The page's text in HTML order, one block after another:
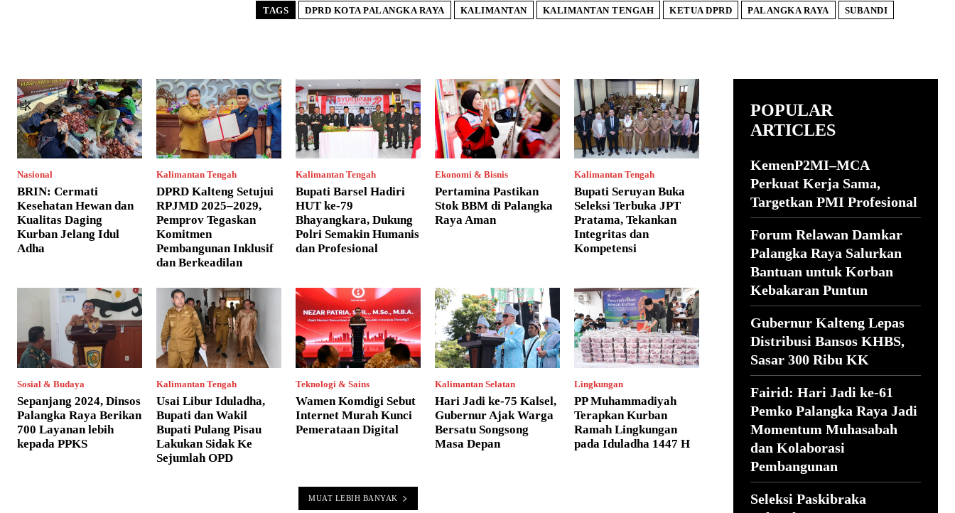
TAGS DPRD KOTA PALANGKA RAYA KALIMANTAN KALIMANTAN TENGAH KETUA DPRD PALANGKA RAYA SUBANDI
Nasional
BRIN: Cermati
Kesehatan Hewan dan
Kualitas Daging
Kurban Jelang Idul
Adha
Kalimantan Tengah
DPRD Kalteng Setujui
RPJMD 2025–2029,
Pemprov Tegaskan
Komitmen
Pembangunan Inklusif
dan Berkeadilan
Kalimantan Tengah
Bupati Barsel Hadiri
HUT ke-79
Bhayangkara, Dukung
Polri Semakin Humanis
dan Profesional
Ekonomi & Bisnis
Pertamina Pastikan
Stok BBM di Palangka
Raya Aman
Kalimantan Tengah
Bupati Seruyan Buka
Seleksi Terbuka JPT
Pratama, Tekankan
Integritas dan
Kompetensi
Sosial & Budaya
Sepanjang 2024, Dinsos
Palangka Raya Berikan
700 Layanan lebih
kepada PPKS
Kalimantan Tengah
Usai Libur Iduladha,
Bupati dan Wakil
Bupati Pulang Pisau
Lakukan Sidak Ke
Sejumlah OPD
Teknologi & Sains
Wamen Komdigi Sebut
Internet Murah Kunci
Pemerataan Digital
Kalimantan Selatan
Hari Jadi ke-75 Kalsel,
Gubernur Ajak Warga
Bersatu Songsong
Masa Depan
Lingkungan
PP Muhammadiyah
Terapkan Kurban
Ramah Lingkungan
pada Iduladha 1447 H
MUAT LEBIH BANYAK
POPULAR
ARTICLES
KemenP2MI–MCA
Perkuat Kerja Sama,
Targetkan PMI Profesional
Forum Relawan Damkar
Palangka Raya Salurkan
Bantuan untuk Korban
Kebakaran Puntun
Gubernur Kalteng Lepas
Distribusi Bansos KHBS,
Sasar 300 Ribu KK
Fairid: Hari Jadi ke-61
Pemko Palangka Raya Jadi
Momentum Muhasabah
dan Kolaborasi
Pembangunan
Seleksi Paskibraka